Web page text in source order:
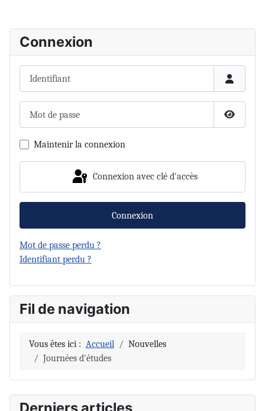
Connexion
Afficher
Maintenir la connexion
Connexion avec clé d'accès
Connexion
Mot de passe perdu ?
Identifiant perdu ?
Fil de navigation
Vous êtes ici : Accueil
Nouvelles
Journées d'études